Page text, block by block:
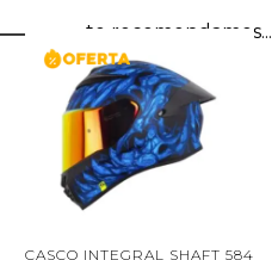
te recomendamos...
INTEGRAL SHAFT 584